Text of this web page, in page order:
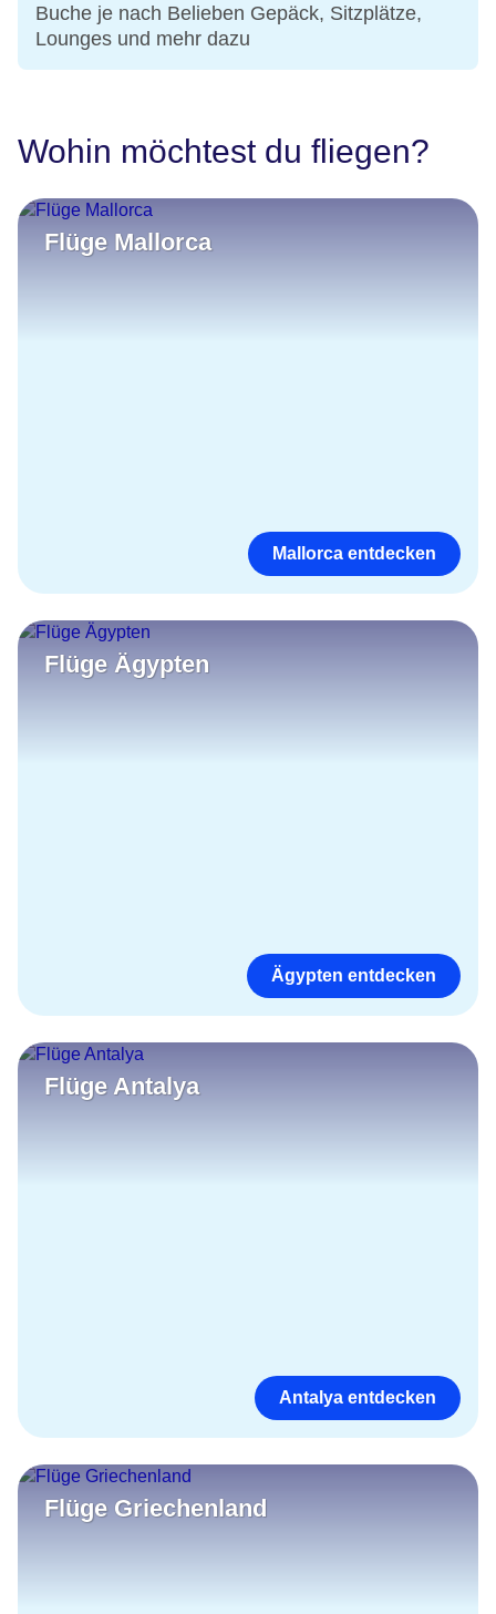
Buche je nach Belieben Gepäck, Sitzplätze,
Lounges und mehr dazu
Wohin möchtest du fliegen?
Flüge Mallorca
Mallorca entdecken
Flüge Ägypten
Ägypten entdecken
Flüge Antalya
Antalya entdecken
Flüge Griechenland